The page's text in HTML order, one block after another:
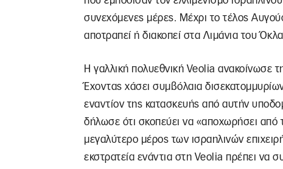
συνεχόμενες μέρες. Μέχρι το τέλος
αποτραπεί ή διακοπεί στα Λιμάνια του
Η γαλλική πολυεθνική Veolia ανακοίνωσε
Έχοντας χάσει συμβόλαια
εναντίον της κατασκευής από αυτήν
δήλωσε ότι σκοπεύει να «αποχωρήσει από
μεγαλύτερο μέρος των ισραηλινών
εκστρατεία ενάντια στη Veolia πρέπει να